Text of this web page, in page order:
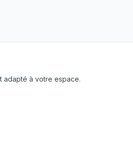
adapté à votre espace.